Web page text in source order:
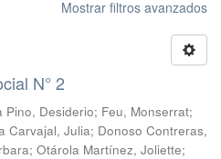
Mostrar filtros avanzados
N° 2
Pino, Desiderio; Feu, Monserrat;
Carvajal, Julia; Donoso Contreras,
; Otárola Martínez, Joliette;